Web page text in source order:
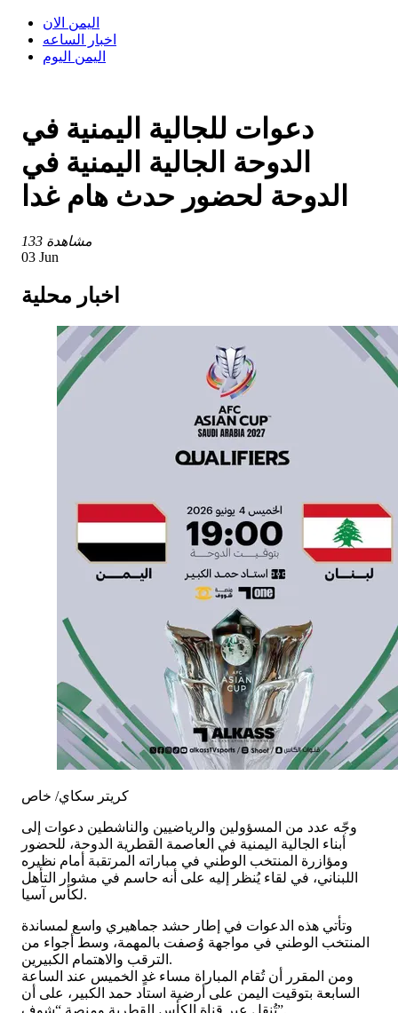
اليمن الان
اخبار الساعه
اليمن اليوم
دعوات للجالية اليمنية في
الدوحة الجالية اليمنية في
الدوحة لحضور حدث هام غدا
133 مشاهدة
03 Jun
اخبار محلية
كريتر سكاي/ خاص
وجّه عدد من المسؤولين والرياضيين والناشطين دعوات إلى
أبناء الجالية اليمنية في العاصمة القطرية الدوحة، للحضور
ومؤازرة المنتخب الوطني في مباراته المرتقبة أمام نظيره
اللبناني، في لقاء يُنظر إليه على أنه حاسم في مشوار التأهل
لكأس آسيا.
وتأتي هذه الدعوات في إطار حشد جماهيري واسع لمساندة
المنتخب الوطني في مواجهة وُصفت بالمهمة، وسط أجواء من
الترقب والاهتمام الكبيرين.
ومن المقرر أن تُقام المباراة مساء غدٍ الخميس عند الساعة
السابعة بتوقيت اليمن على أرضية استاد حمد الكبير، على أن
تُنقل عبر قناة الكأس القطرية ومنصة “شوف”.